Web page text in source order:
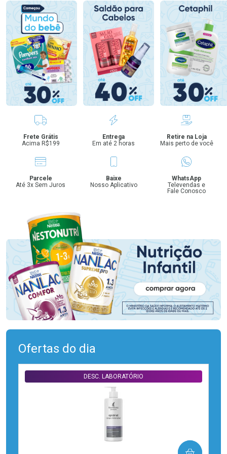
Benefícios
Frete Grátis
Acima R$199
Entrega
Em até 2 horas
Retire na Loja
Mais perto de você
Parcele
Até 3x Sem Juros
Baixe
Nosso Aplicativo
WhatsApp
Televendas e
Fale Conosco
Ofertas do dia
DESC. LABORATÓRIO
COMPRAR